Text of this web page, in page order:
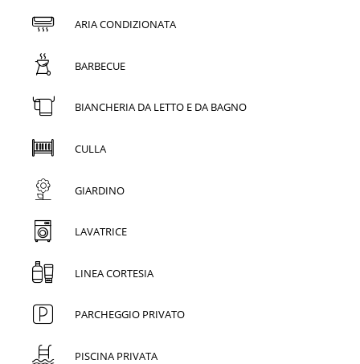
ARIA CONDIZIONATA
BARBECUE
BIANCHERIA DA LETTO E DA BAGNO
CULLA
GIARDINO
LAVATRICE
LINEA CORTESIA
PARCHEGGIO PRIVATO
PISCINA PRIVATA